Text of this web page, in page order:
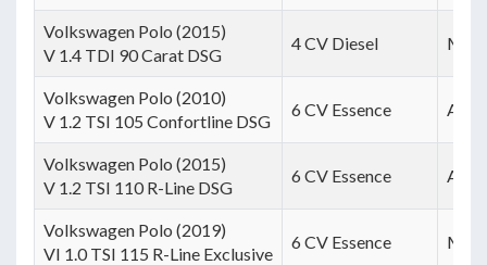
Volkswagen Polo (2015)
V 1.4 TDI 90 Carat DSG
4 CV Diesel
Volkswagen Polo (2010)
V 1.2 TSI 105 Confortline DSG
6 CV Essence
Volkswagen Polo (2015)
V 1.2 TSI 110 R-Line DSG
6 CV Essence
Volkswagen Polo (2019)
VI 1.0 TSI 115 R-Line Exclusive
6 CV Essence